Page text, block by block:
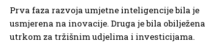
Prva faza razvoja umjetne inteligencije bila je
usmjerena na inovacije. Druga je bila obilježena
utrkom za tržišnim udjelima i investicijama.